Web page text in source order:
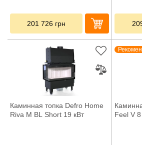
201 726 грн
Каминная топка Defro Home
Riva M BL Short 19 кВт
Feel V 8